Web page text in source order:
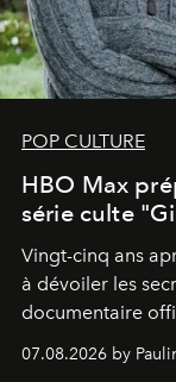
POP CULTURE
HBO Max
série culte
Vingt-cinq ans
à dévoiler les
documentaire
générationnel.
07.08.2026 by